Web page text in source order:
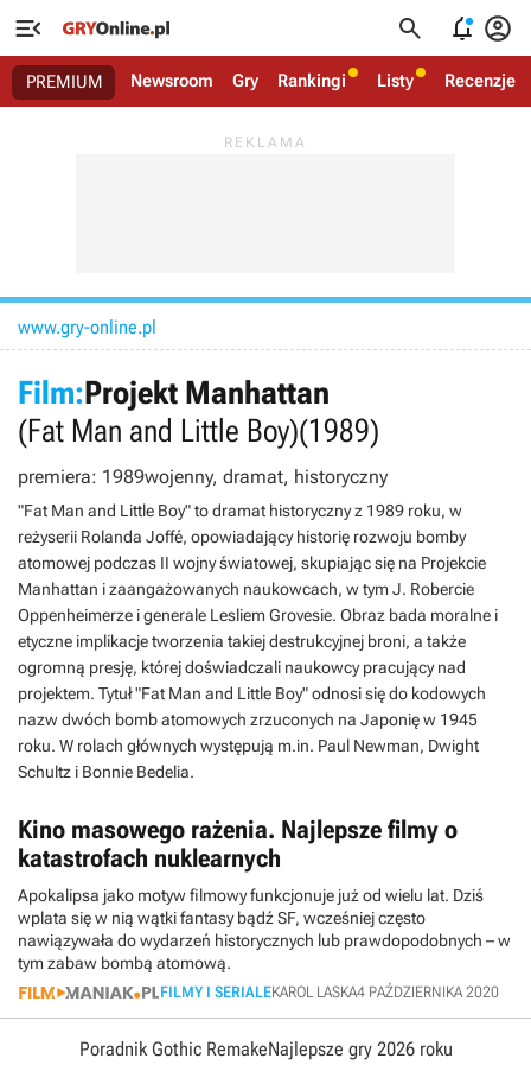
   
PREMIUM Newsroom Gry Rankingi Listy Recenzje
www.gry-online.pl
Film:Projekt Manhattan
(Fat Man and Little Boy)(1989)
premiera: 1989wojenny, dramat, historyczny
"Fat Man and Little Boy" to dramat historyczny z 1989 roku, w
reżyserii Rolanda Joffé, opowiadający historię rozwoju bomby
atomowej podczas II wojny światowej, skupiając się na Projekcie
Manhattan i zaangażowanych naukowcach, w tym J. Robercie
Oppenheimerze i generale Lesliem Grovesie. Obraz bada moralne i
etyczne implikacje tworzenia takiej destrukcyjnej broni, a także
ogromną presję, której doświadczali naukowcy pracujący nad
projektem. Tytuł "Fat Man and Little Boy" odnosi się do kodowych
nazw dwóch bomb atomowych zrzuconych na Japonię w 1945
roku. W rolach głównych występują m.in. Paul Newman, Dwight
Schultz i Bonnie Bedelia.
Kino masowego rażenia. Najlepsze filmy o
katastrofach nuklearnych
Apokalipsa jako motyw filmowy funkcjonuje już od wielu lat. Dziś
wplata się w nią wątki fantasy bądź SF, wcześniej często
nawiązywała do wydarzeń historycznych lub prawdopodobnych – w
tym zabaw bombą atomową.
FILMY I SERIALEKAROL LASKA4 PAŹDZIERNIKA 2020
Poradnik Gothic RemakeNajlepsze gry 2026 roku